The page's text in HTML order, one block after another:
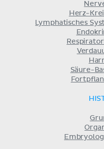
Herz-
Lymphatisches
Säure-